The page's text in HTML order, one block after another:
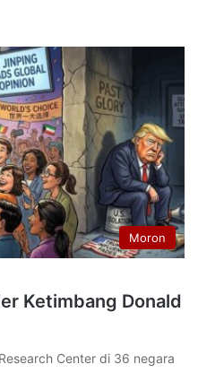
Moron
Ketimbang Donald
Center di 36 negara